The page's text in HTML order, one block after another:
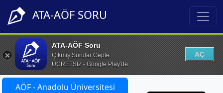
ATA-AÖF SORU
ATA-AÖF Soru
Çıkmış Sorular Cepte
ÜCRETSİZ - Google Play'de
AÇ
AÖF - Anadolu Üniversitesi